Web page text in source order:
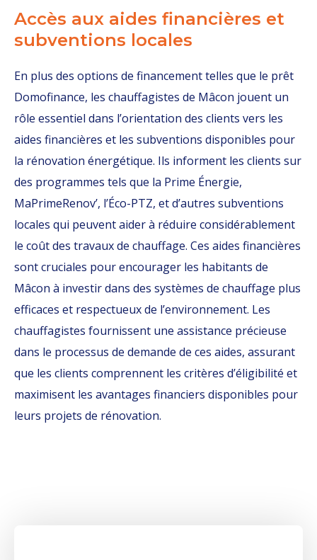
Accès aux aides financières et
subventions locales
En plus des options de financement telles que le prêt
Domofinance, les chauffagistes de Mâcon jouent un
rôle essentiel dans l’orientation des clients vers les
aides financières et les subventions disponibles pour
la rénovation énergétique. Ils informent les clients sur
des programmes tels que la Prime Énergie,
MaPrimeRenov’, l’Éco-PTZ, et d’autres subventions
locales qui peuvent aider à réduire considérablement
le coût des travaux de chauffage. Ces aides financières
sont cruciales pour encourager les habitants de
Mâcon à investir dans des systèmes de chauffage plus
efficaces et respectueux de l’environnement. Les
chauffagistes fournissent une assistance précieuse
dans le processus de demande de ces aides, assurant
que les clients comprennent les critères d’éligibilité et
maximisent les avantages financiers disponibles pour
leurs projets de rénovation.